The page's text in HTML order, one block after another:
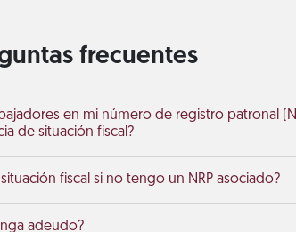
frecuentes
en mi número de registro patronal
de situación fiscal?
fiscal si no tengo un NRP asociado?
adeudo?